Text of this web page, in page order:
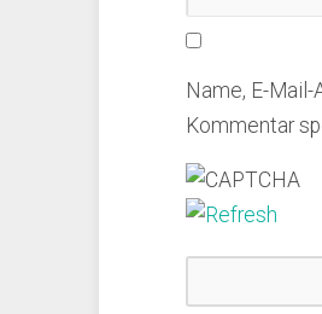
Name, E-
Kommentar